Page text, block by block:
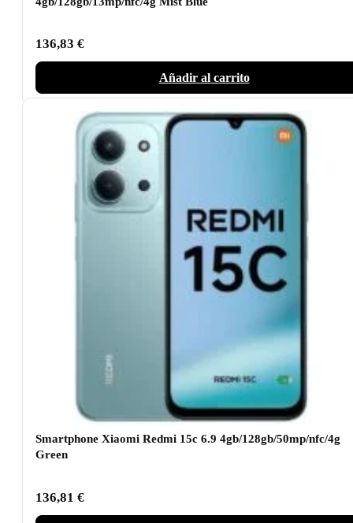
136,83 €
Añadir al carrito
Smartphone Xiaomi Redmi 15c 6.9 4gb/128gb/50mp/nfc/4g
Green
136,81 €